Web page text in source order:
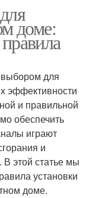
доме:
для
эффективности
и правильной
обеспечить
играют
и
В этой статье мы
установки
доме.